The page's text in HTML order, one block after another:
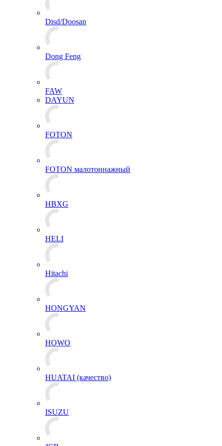
Disd/Doosan
Dong Feng
FAW
DAYUN
FOTON
FOTON малотоннажный
HBXG
HELI
Hitachi
HONGYAN
HOWO
HUATAI (качество)
ISUZU